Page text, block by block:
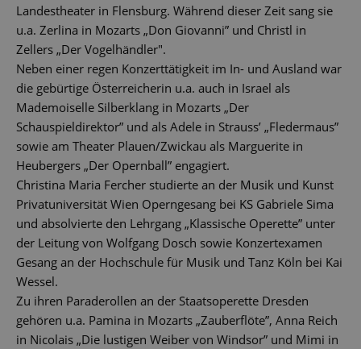
Landestheater in Flensburg. Während dieser Zeit sang sie
u.a. Zerlina in Mozarts „Don Giovanni” und Christl in
Zellers „Der Vogelhändler".
Neben einer regen Konzerttätigkeit im In- und Ausland war
die gebürtige Österreicherin u.a. auch in Israel als
Mademoiselle Silberklang in Mozarts „Der
Schauspieldirektor” und als Adele in Strauss’ „Fledermaus”
sowie am Theater Plauen/Zwickau als Marguerite in
Heubergers „Der Opernball” engagiert.
Christina Maria Fercher studierte an der Musik und Kunst
Privatuniversität Wien Operngesang bei KS Gabriele Sima
und absolvierte den Lehrgang „Klassische Operette” unter
der Leitung von Wolfgang Dosch sowie Konzertexamen
Gesang an der Hochschule für Musik und Tanz Köln bei Kai
Wessel.
Zu ihren Paraderollen an der Staatsoperette Dresden
gehören u.a. Pamina in Mozarts „Zauberflöte”, Anna Reich
in Nicolais „Die lustigen Weiber von Windsor” und Mimi in